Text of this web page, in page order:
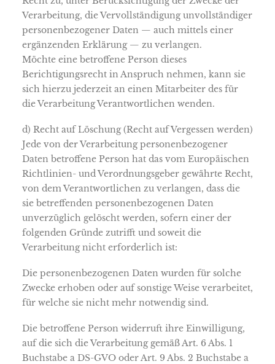
Verarbeitung, die Vervollständigung unvollständiger
personenbezogener Daten — auch mittels einer
ergänzenden Erklärung — zu verlangen.
Möchte eine betroffene Person dieses
Berichtigungsrecht in Anspruch nehmen, kann sie
sich hierzu jederzeit an einen Mitarbeiter des für
die Verarbeitung Verantwortlichen wenden.
d) Recht auf Löschung (Recht auf Vergessen werden)
Jede von der Verarbeitung personenbezogener
Daten betroffene Person hat das vom Europäischen
Richtlinien- und Verordnungsgeber gewährte Recht,
von dem Verantwortlichen zu verlangen, dass die
sie betreffenden personenbezogenen Daten
unverzüglich gelöscht werden, sofern einer der
folgenden Gründe zutrifft und soweit die
Verarbeitung nicht erforderlich ist:
Die personenbezogenen Daten wurden für solche
Zwecke erhoben oder auf sonstige Weise verarbeitet,
für welche sie nicht mehr notwendig sind.
Die betroffene Person widerruft ihre Einwilligung,
auf die sich die Verarbeitung gemäß Art. 6 Abs. 1
Buchstabe a DS-GVO oder Art. 9 Abs. 2 Buchstabe a